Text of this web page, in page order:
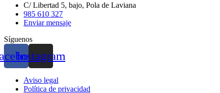
C/ Libertad 5, bajo, Pola de Laviana
985 610 327
Enviar mensaje
Síguenos
Instagram
Aviso legal
Política de privacidad